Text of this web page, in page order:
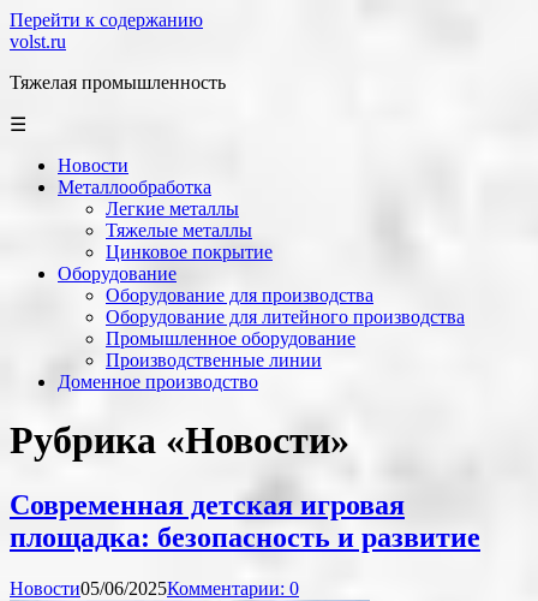
Перейти к содержанию
volst.ru
Тяжелая промышленность
☰
Новости
Металлообработка
Легкие металлы
Тяжелые металлы
Цинковое покрытие
Оборудование
Оборудование для производства
Оборудование для литейного производства
Промышленное оборудование
Производственные линии
Доменное производство
Рубрика «Новости»
Современная детская игровая
площадка: безопасность и развитие
Новости05/06/2025Комментарии: 0